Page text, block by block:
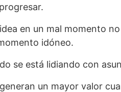
en un mal momento
idóneo.
se está lidiando con
un mayor valor